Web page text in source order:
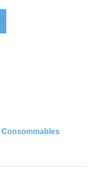
Consommables